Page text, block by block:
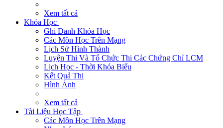
Xem tất cả
Khóa Học
Ghi Danh Khóa Học
Các Môn Học Trên Mạng
Lịch Sử Hình Thành
Luyện Thi Và Tổ Chức Thi Các Chứng Chỉ LCM
Lịch Học - Thời Khóa Biểu
Kết Quả Thi
Hình Ảnh
Xem tất cả
Tài Liệu Học Tập
Các Môn Học Trên Mạng